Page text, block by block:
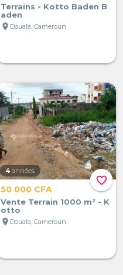
Terrains - Kotto Baden B
aden
location_on Douala, Cameroun
favorite_border
4 années
50 000 CFA
Vente Terrain 1000 m² - K
otto
location_on Douala, Cameroun